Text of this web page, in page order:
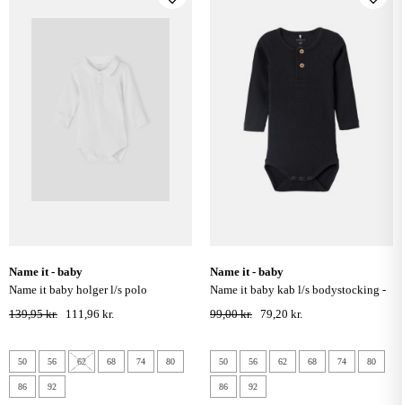
name it - baby
name it baby holger l/s polo
bodystocking - bright hvid
139,95 kr. 111,96 kr.
50 56 62 68 74 80
86 92
name it - baby
name it baby kab l/s bodystocking -
sort
99,00 kr. 79,20 kr.
50 56 62 68 74 80
86 92